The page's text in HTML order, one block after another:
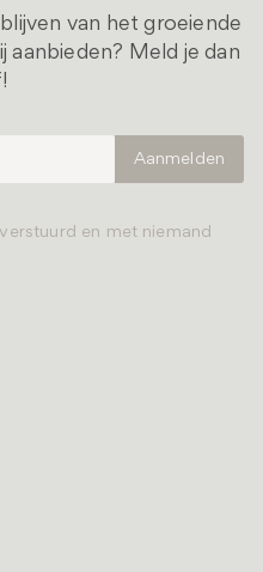
van het groeiende
aanbieden? Meld je dan
en met niemand